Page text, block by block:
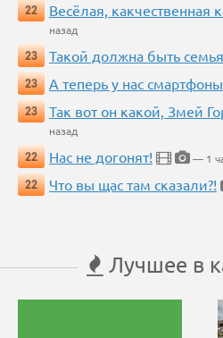
22
Весёлая, какчественная
назад
23
Такой должна быть семья
23
А теперь у нас
23
Так вот он какой, Змей
назад
22
Нас не догонят!
— 1
22
Что вы щас там сказали?!
Лучшее в